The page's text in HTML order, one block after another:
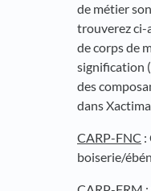
de métier
trouverez ci-
de corps de
signification
des
dans
CARP-FNC :
boiserie/